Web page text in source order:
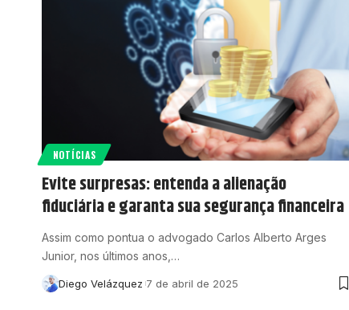
NOTÍCIAS
Evite surpresas: entenda a alienação
fiduciária e garanta sua segurança financeira
Assim como pontua o advogado Carlos Alberto Arges
Junior, nos últimos anos,…
Diego Velázquez 7 de abril de 2025